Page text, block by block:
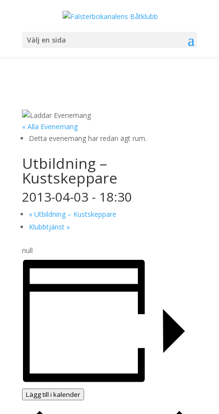
Välj en sida
« Alla Evenemang
Detta evenemang har redan ägt rum.
Utbildning –
Kustskeppare
2013-04-03 - 18:30
«Utbildning – Kustskeppare
Klubbtjänst »
null
Lägg till i kalender